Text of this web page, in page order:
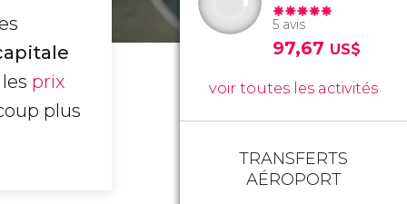
prix
plus
5 avis
97,67 US$
voir toutes les activités
TRANSFERTS
AÉROPORT